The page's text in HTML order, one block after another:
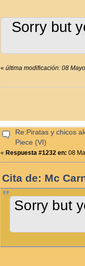
Sorry but
«última modificación: 08
Re:Piratas y chicos
Piece (VI)
«Respuesta #1232 en: 08
Cita de: Mc
Sorry but